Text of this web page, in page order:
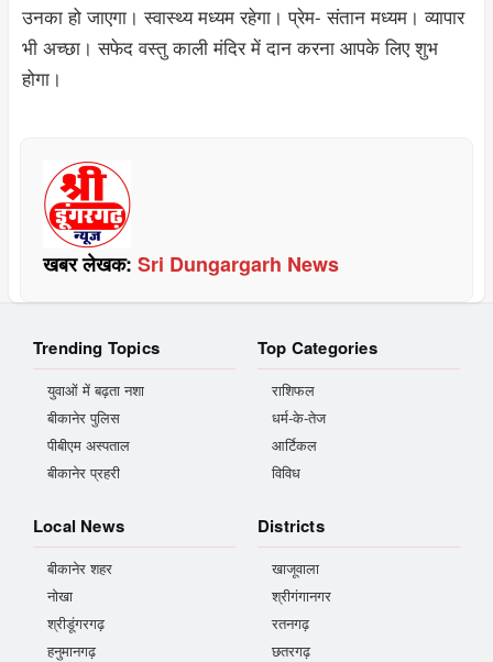
उनका हो जाएगा। स्वास्थ्य मध्यम रहेगा। प्रेम- संतान मध्यम। व्यापार
भी अच्छा। सफेद वस्तु काली मंदिर में दान करना आपके लिए शुभ
होगा।
खबर लेखक: Sri Dungargarh News
Trending Topics
युवाओं में बढ़ता नशा
बीकानेर पुलिस
पीबीएम अस्पताल
बीकानेर प्रहरी
Top Categories
राशिफल
धर्म-के-तेज
आर्टिकल
विविध
Local News
बीकानेर शहर
नोखा
श्रीडूंगरगढ़
हनुमानगढ़
Districts
खाजूवाला
श्रीगंगानगर
रतनगढ़
छतरगढ़